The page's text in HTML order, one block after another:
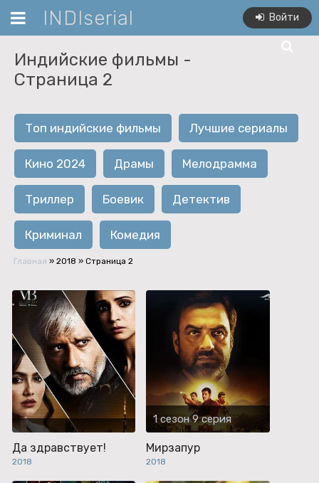
INDIserial Войти
Индийские фильмы -
Страница 2
Топ индийские фильмы Лучшие сериалы
Кино 2024 Драмы Мелодрамма
Триллер Боевик Детектив
Криминал Комедия
Главная » 2018 » Страница 2
Да здравствует!
2018
1 сезон 9 серия
Мирзапур
2018